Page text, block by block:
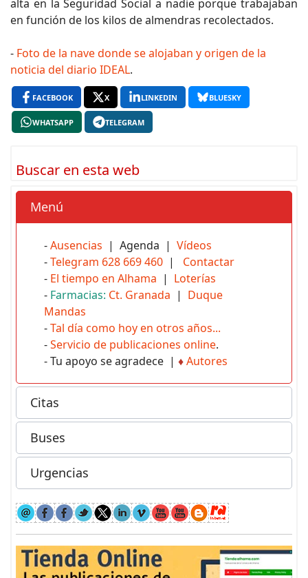
alta en la Seguridad Social a nadie porque trabajaban
en función de los kilos de almendras recolectados.
- Foto de la nave donde se alojaban y origen de la
noticia del diario IDEAL.
FACEBOOK X LINKEDIN BLUESKY
WHATSAPP TELEGRAM
Buscar en esta web
Menú
-Ausencias | Agenda | Vídeos
-Telegram 628 669 460 | Contactar
- El tiempo en Alhama | Loterías
- Farmacias: Ct. Granada | Duque
Mandas
-Tal día como hoy en otros años...
-Servicio de publicaciones online.
- Tu apoyo se agradece | ♦Autores
Citas
Buses
Urgencias